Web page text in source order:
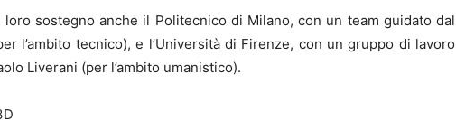
loro sostegno anche il Politecnico di Milano, con un team guidato dal
l’ambito tecnico), e l’Università di Firenze, con un gruppo di lavoro
Liverani (per l’ambito umanistico).